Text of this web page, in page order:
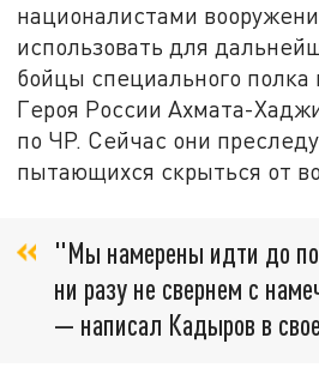
националистами
использовать для
бойцы специального
Героя России Ахмата-
по ЧР. Сейчас они
пытающихся скрыться от
"Мы намерены идти до
ни разу не свернем с
— написал Кадыров в